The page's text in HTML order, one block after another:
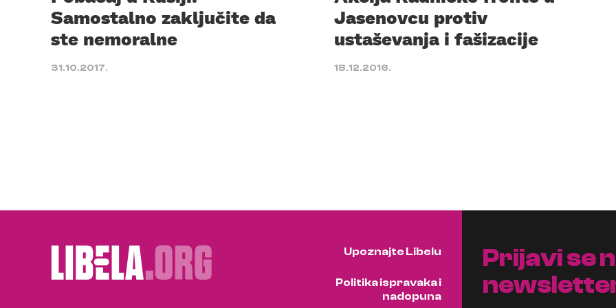
Samostalno zaključite da
ste nemoralne
31.10.2017.
Jasenovcu protiv
ustaševanja i fašizacije
18.12.2016.
Upoznajte Libelu
Politika ispravaka i
nadopuna
Prijavi se